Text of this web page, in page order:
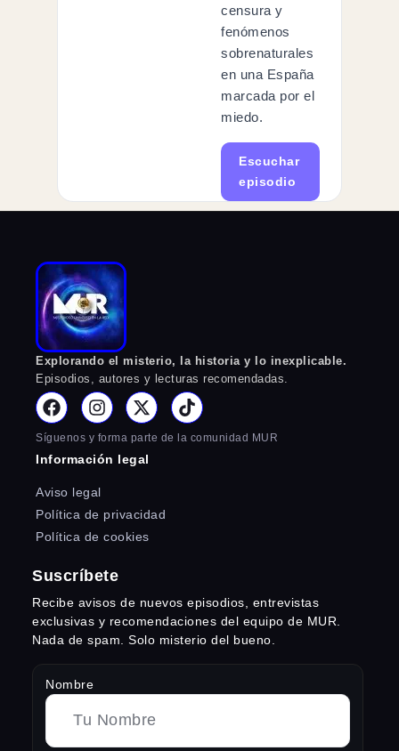
censura y
fenómenos
sobrenaturales
en una España
marcada por el
miedo.
Escuchar
episodio
Explorando el misterio, la historia y lo inexplicable.
Episodios, autores y lecturas recomendadas.
Síguenos y forma parte de la comunidad MUR
Información legal
Aviso legal
Política de privacidad
Política de cookies
Suscríbete
Recibe avisos de nuevos episodios, entrevistas
exclusivas y recomendaciones del equipo de MUR.
Nada de spam. Solo misterio del bueno.
Nombre